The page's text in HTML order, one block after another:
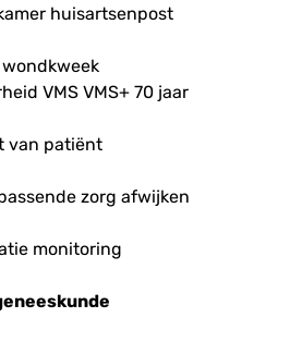
huisartsenpost
VMS VMS+ 70 jaar
van patiënt
zorg afwijken
monitoring